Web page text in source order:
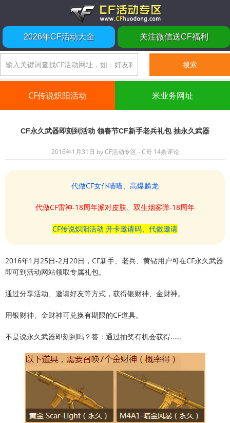
2026年CF活动大全 关注微信送CF福利
CF传说炽阳活动 米业务网址
CF永久武器即刻到活动 领春节CF新手老兵礼包 抽永久武器
2016年1月31日 byCF活动专区 - C哥 14条评论
代做CF女仆喵喵、高爆麟龙
代做CF雷神-18周年派对皮肤、双生烟雾弹-18周年
CF传说炽阳活动 开卡邀请码、代做邀请
2016年1月25日-2月20日，CF新手、老兵、黄钻用户可在CF永久武器
即可到活动网站领取专属礼包。
通过分享活动、邀请好友等方式，获得银财神、金财神。
用银财神、金财神可兑换有期限的CF道具。
不是说永久武器即刻到吗？答：通过抽奖有机会获得……